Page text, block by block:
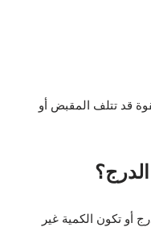
قد تتلف المقبض أو
أو تكون الكمية غير